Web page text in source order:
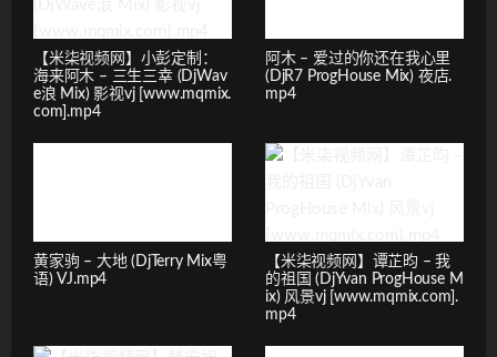
【米柒视频网】小彭定制：
海来阿木 – 三生三幸 (DjWav
e浪 Mix) 影视vj [www.mqmix.
com].mp4
阿木 – 爱过的你还在我心里
(DjR7 ProgHouse Mix) 夜店.
mp4
黄家驹 – 大地 (DjTerry Mix粤
语) VJ.mp4
【米柒视频网】谭芷昀 – 我
的祖国 (DjYvan ProgHouse M
ix) 风景vj [www.mqmix.com].
mp4